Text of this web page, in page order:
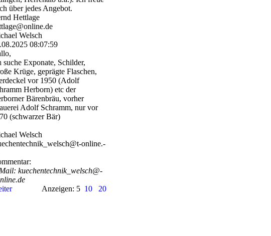
über jedes Angebot.
Hettlage
Welsch
08:07:59
suche Exponate, Schilder,
Krüge, geprägte Flaschen,
vor 1950 (Adolf
Herborn) etc der
Bärenbräu, vorher
Adolf Schramm, nur vor
(schwarzer Bär)
Welsch
­online.­
kuechentechnik_­welsch@­
Anzeigen: 5 10 20